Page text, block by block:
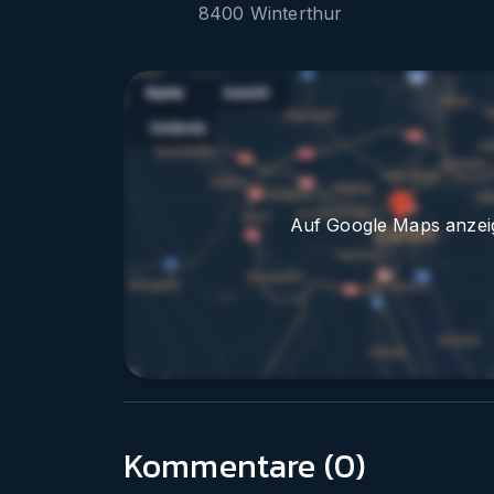
8400 Winterthur
Auf Google Maps
Kommentare (0)